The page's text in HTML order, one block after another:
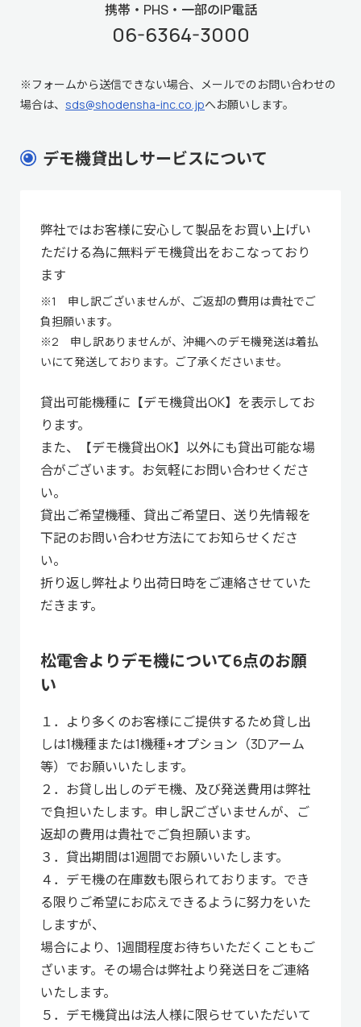
携帯・PHS・一部のIP電話
06-6364-3000
※フォームから送信できない場合、メールでのお問い合わせの
場合は、 sds@shodensha-inc.co.jpへお願いします。
デモ機貸出しサービスについて
弊社ではお客様に安心して製品をお買い上げい
ただける為に無料デモ機貸出をおこなっており
ます
※1 申し訳ございませんが、ご返却の費用は貴社でご
負担願います。
※2 申し訳ありませんが、沖縄へのデモ機発送は着払
いにて発送しております。ご了承くださいませ。
貸出可能機種に【デモ機貸出OK】を表示してお
ります。
また、【デモ機貸出OK】以外にも貸出可能な場
合がございます。お気軽にお問い合わせくださ
い。
貸出ご希望機種、貸出ご希望日、送り先情報を
下記のお問い合わせ方法にてお知らせくださ
い。
折り返し弊社より出荷日時をご連絡させていた
だきます。
松電舎よりデモ機について6点のお願
い
１．より多くのお客様にご提供するため貸し出
しは1機種または1機種+オプション（3Dアーム
等）でお願いいたします。
２．お貸し出しのデモ機、及び発送費用は弊社
で負担いたします。申し訳ございませんが、ご
返却の費用は貴社でご負担願います。
３．貸出期間は1週間でお願いいたします。
４．デモ機の在庫数も限られております。でき
る限りご希望にお応えできるように努力をいた
しますが、
場合により、1週間程度お待ちいただくこともご
ざいます。その場合は弊社より発送日をご連絡
いたします。
５．デモ機貸出は法人様に限らせていただいて